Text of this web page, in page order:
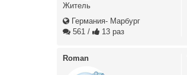
Житель
Германия- Марбург
561 / 13 раз
Roman